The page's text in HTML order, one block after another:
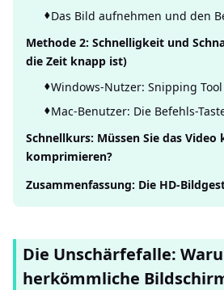
Das Bild aufnehmen und den
Methode 2: Schnelligkeit und
die Zeit knapp ist)
Windows-Nutzer: Snipping
Mac-Benutzer: Die Befehls-
Schnellkurs: Müssen Sie das
komprimieren?
Zusammenfassung: Die HD-
Die Unschärfefalle:
herkömmliche